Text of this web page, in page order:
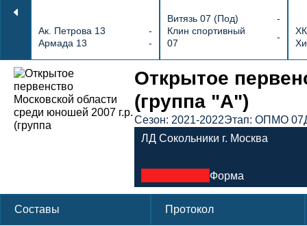
Ак. Петрова 13
-
Армада 13
-
Витязь 07 (Под)
-
Клин спортивный
07
-
Протокол и события матча ХК
Открытое
(группа "А")
Сезон: 2021-2022Этап: ОПМО 07
ЛД Сокольники г. Москва
Форма
Составы Протокол